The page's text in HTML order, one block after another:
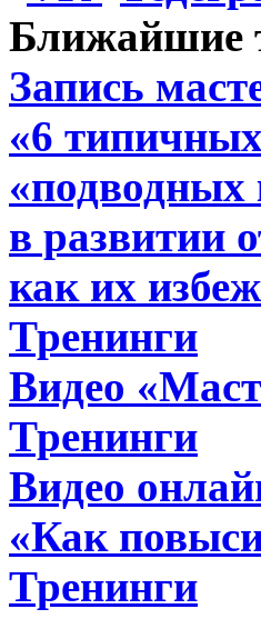
Ближайшие
Запись
«6 типичных
«подводных
в развитии
как их
Тренинги
Видео
Тренинги
Видео
«Как
Тренинги